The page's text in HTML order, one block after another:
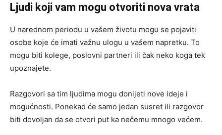
Ljudi koji vam mogu otvoriti nova vrata
U narednom periodu u vašem životu mogu se pojaviti
osobe koje će imati važnu ulogu u vašem napretku. To
mogu biti kolege, poslovni partneri ili čak neko koga tek
upoznajete.
Razgovori sa tim ljudima mogu donijeti nove ideje i
mogućnosti. Ponekad će samo jedan susret ili razgovor
biti dovoljan da se otvori put ka nečemu mnogo većem.